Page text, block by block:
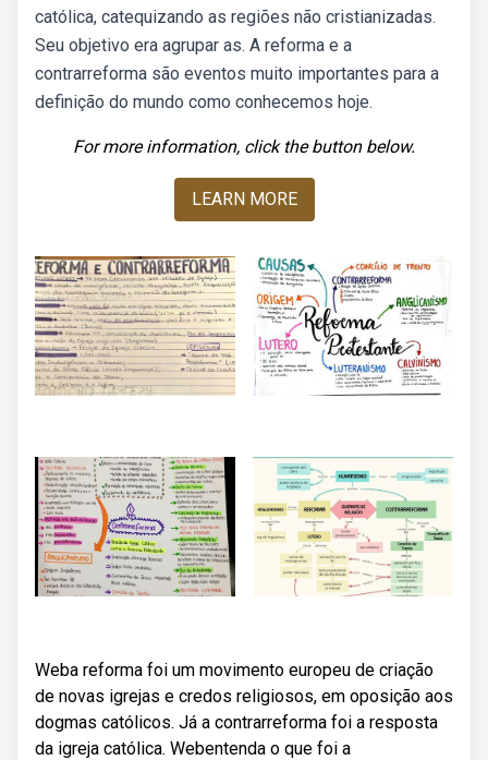
católica, catequizando as regiões não cristianizadas.
Seu objetivo era agrupar as. A reforma e a
contrarreforma são eventos muito importantes para a
definição do mundo como conhecemos hoje.
For more information, click the button below.
LEARN MORE
Weba reforma foi um movimento europeu de criação
de novas igrejas e credos religiosos, em oposição aos
dogmas católicos. Já a contrarreforma foi a resposta
da igreja católica. Webentenda o que foi a